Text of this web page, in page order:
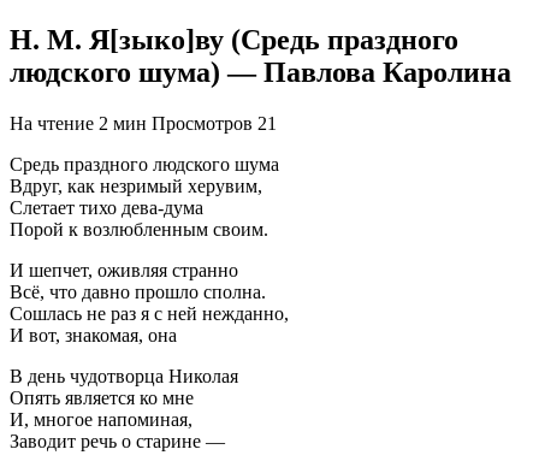
Н. М. Я[зыко]ву (Средь праздного
людского шума) — Павлова Каролина
На чтение 2 мин Просмотров 21
Средь праздного людского шума
Вдруг, как незримый херувим,
Слетает тихо дева-дума
Порой к возлюбленным своим.
И шепчет, оживляя странно
Всё, что давно прошло сполна.
Сошлась не раз я с ней нежданно,
И вот, знакомая, она
В день чудотворца Николая
Опять является ко мне
И, многое напоминая,
Заводит речь о старине —